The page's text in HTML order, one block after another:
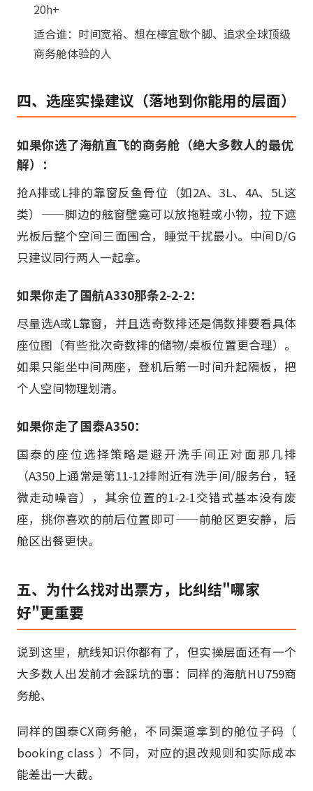
20h+
适合谁：时间宽裕、想在樟宜歇个脚、追求全球顶级
商务舱体验的人
四、选座实操建议（落地到你能用的层面）
如果你选了海航直飞的商务舱（绝大多数人的最优
解）：
抢A排或L排的靠窗反鱼骨位（如2A、3L、4A、5L这
类）——脚边的舷窗壁龛可以放拖鞋或小物，拉下遮
光板后整个空间三面围合，睡觉干扰最小。中间D/G
只建议同行两人一起拿。
如果你走了国航A330那条2-2-2：
尽量选A或L靠窗，并且选奇数排还是偶数排要看具体
座位图（有些批次奇数排的储物/桌板位置更合理）。
如果只能坐中间两座，登机后第一时间升起隔板，把
个人空间物理划清。
如果你走了国泰A350：
国泰的座位选择策略是避开洗手间正对面那几排
（A350上通常是第11-12排附近有洗手间/服务台，轻
微走动噪音），其余位置的1-2-1交错式基本没有废
座，挑你喜欢的前后位置即可——前舱区更安静，后
舱区出餐更快。
五、为什么找对出票方，比纠结"哪家
好"更重要
说到这里，航线知识你都有了，但实操层面还有一个
大多数人出发前才会踩坑的事：同样的海航HU759商
务舱、
同样的国泰CX商务舱，不同渠道拿到的舱位子码（
booking class ）不同，对应的退改规则和实际成本
能差出一大截。